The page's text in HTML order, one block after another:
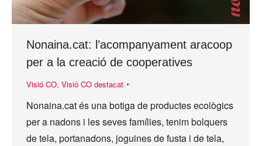
Nonaina.cat: l’acompanyament aracoop
per a la creació de cooperatives
Visió CO, Visió CO destacat
Nonaina.cat és una botiga de productes ecològics
per a nadons i les seves famílies, tenim bolquers
de tela, portanadons, joguines de fusta i de tela,